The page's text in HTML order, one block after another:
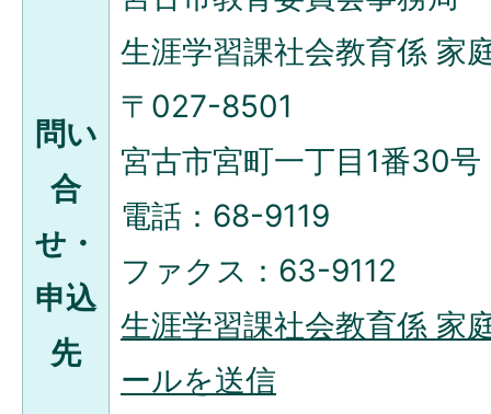
問い
合
せ・
申込
先
生涯学習課社会教育係 家
〒027-8501
宮古市宮町一丁目1番30号
電話：68-9119
ファクス：63-9112
生涯学習課社会教育係 家
ールを送信